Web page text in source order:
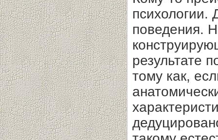
психологии.
поведения.
результате
тому как,